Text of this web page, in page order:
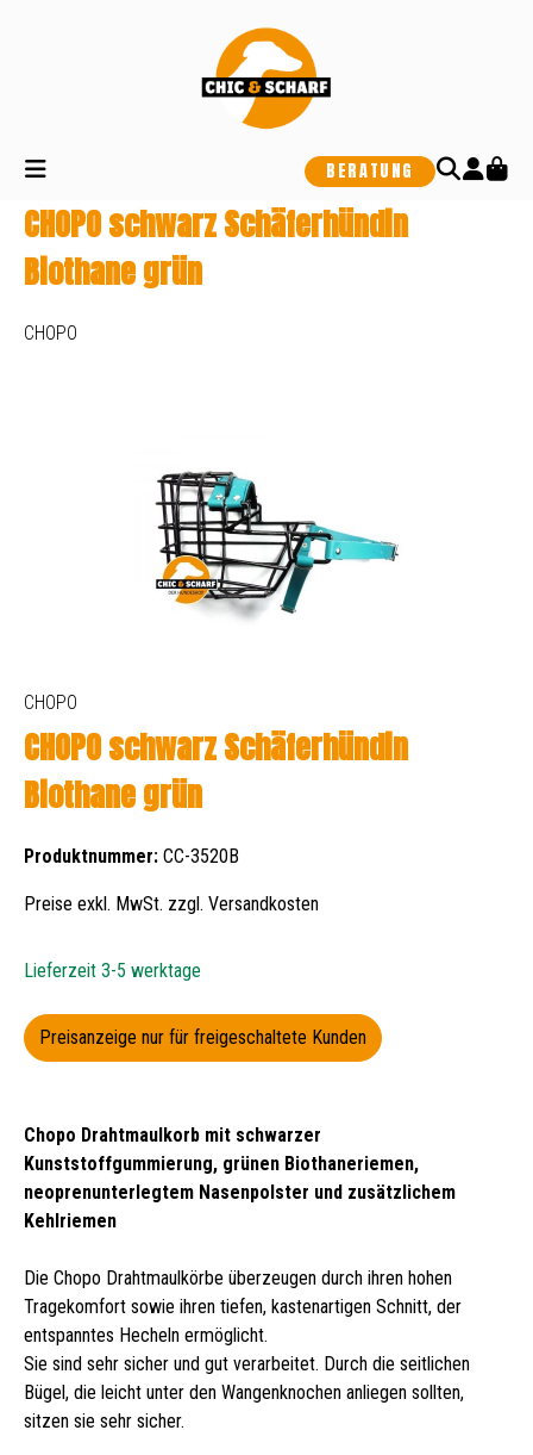
BERATUNG
CHOPO schwarz Schäferhündin
Biothane grün
CHOPO
CHOPO
CHOPO schwarz Schäferhündin
Biothane grün
Produktnummer: CC-3520B
Preise exkl. MwSt. zzgl. Versandkosten
Lieferzeit 3-5 werktage
Preisanzeige nur für freigeschaltete Kunden
Chopo Drahtmaulkorb mit schwarzer
Kunststoffgummierung, grünen Biothaneriemen,
neoprenunterlegtem Nasenpolster und zusätzlichem
Kehlriemen
Die Chopo Drahtmaulkörbe überzeugen durch ihren hohen
Tragekomfort sowie ihren tiefen, kastenartigen Schnitt, der
entspanntes Hecheln ermöglicht.
Sie sind sehr sicher und gut verarbeitet. Durch die seitlichen
Bügel, die leicht unter den Wangenknochen anliegen sollten,
sitzen sie sehr sicher.